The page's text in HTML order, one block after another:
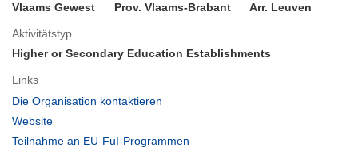
Vlaams Gewest
Prov. Vlaams-Brabant Arr. Leuven
Aktivitätstyp
Higher or Secondary Education Establishments
Links
Die Organisation kontaktieren
Website
in
Teilnahme an EU-FuI-Programmen